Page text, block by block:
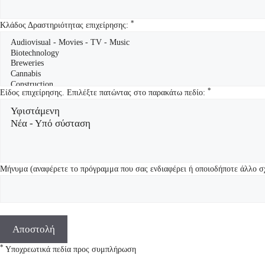
Κλάδος Δραστηριότητας επιχείρησης: *
Είδος επιχείρησης. Επιλέξτε πατώντας στο παρακάτω πεδίο: *
Μήνυμα (αναφέρετε το πρόγραμμα που σας ενδιαφέρει ή οποιοδήποτε άλλο
* Υποχρεωτικά πεδία προς συμπλήρωση